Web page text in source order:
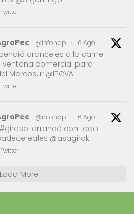
Twitter
@infonap · 6 Ago
aranceles a la carne
ventana comercial para
Mercosur @IPCVA
Twitter
@infonap · 6 Ago
arrancó con todo
@asagirok
Twitter
Load More